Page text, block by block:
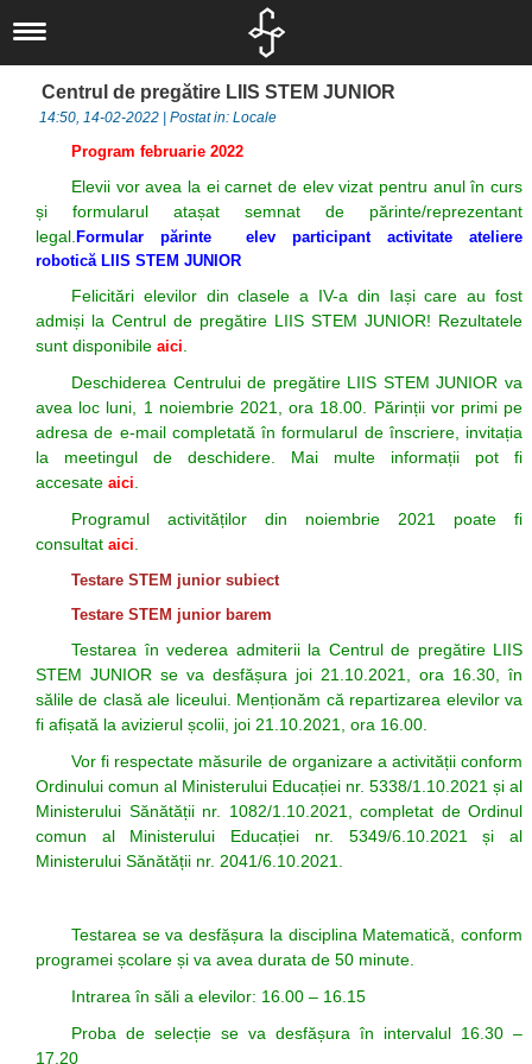
Documente
Asociaţia
Absolventul L.I.
Asociaţia Părinți-
Profesori
Absolvenți
LIIS în presă
Departamentul
eLIIS
LIIS în presă 2021 -
2
LIIS în presă 2022 -
1
LIIS în presă 2022 -
LIIS în presă 2024
IT
Olimpiade şi
Concursuri
Revedere
Proiecte
Examene
Arte și Sport
Secretariat
hărţuirii pe criteriul
de sex, precum şi
a hărţuirii morale la
locul de muncă
Concursuri
Naţionale
Internaționale
Olimpiade
Naționale
Internaționale
Europene
Om şi societate
Informatica
Limbă, comunicare
și literatură
CEAC
Management -
Informații de
interes public
Liceului
Administrație LIIS
LIIS în presă 2021
LIIS în presă 2019
LIIS în presă 2018
Elevi
Centrul de pregătire LIIS STEM JUNIOR
14:50, 14-02-2022 | Postat in: Locale
Program februarie 2022
Elevii vor avea la ei carnet de elev vizat pentru anul în curs
și formularul atașat semnat de părinte/reprezentant
legal. Formular părinte elev participant activitate ateliere
robotică LIIS STEM JUNIOR
Felicitări elevilor din clasele a IV-a din Iași care au fost
admiși la Centrul de pregătire LIIS STEM JUNIOR! Rezultatele
sunt disponibile aici
Deschiderea Centrului de pregătire LIIS STEM JUNIOR va
avea loc luni, 1 noiembrie 2021, ora 18.00. Părinții vor primi pe
adresa de e-mail completată în formularul de înscriere, invitația
la meetingul de deschidere. Mai multe informații pot fi
accesate aici
Programul activităților din noiembrie 2021 poate fi
consultat aici
Testare STEM junior subiect
Testare STEM junior barem
Testarea în vederea admiterii la Centrul de pregătire LIIS
STEM JUNIOR se va desfășura joi 21.10.2021, ora 16.30, în
sălile de clasă ale liceului. Menționăm că repartizarea elevilor va
fi afișată la avizierul școlii, joi 21.10.2021, ora 16.00.
Vor fi respectate măsurile de organizare a activității conform
Ordinului comun al Ministerului Educației nr. 5338/1.10.2021 și al
Ministerului Sănătății nr. 1082/1.10.2021, completat de Ordinul
comun al Ministerului Educației nr. 5349/6.10.2021 și al
Ministerului Sănătății nr. 2041/6.10.2021.
Testarea se va desfășura la disciplina Matematică, conform
programei școlare și va avea durata de 50 minute.
Intrarea în săli a elevilor: 16.00 – 16.15
Proba de selecție se va desfășura în intervalul 16.30 –
17.20